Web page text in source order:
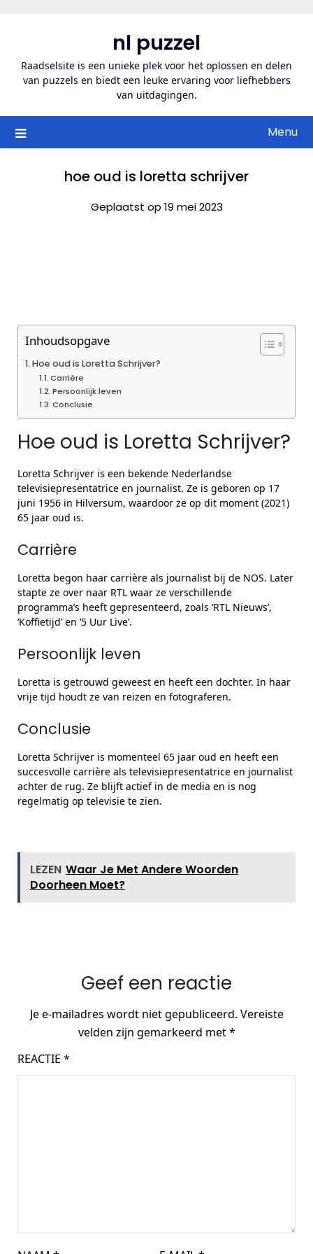
inhoud
nl puzzel
Raadselsite is een unieke plek voor het oplossen en delen
van puzzels en biedt een leuke ervaring voor liefhebbers
van uitdagingen.
Menu
hoe oud is loretta schrijver
Geplaatst op 19 mei 2023
Inhoudsopgave
Hoe oud is Loretta Schrijver?
Carrière
Persoonlijk leven
Conclusie
Hoe oud is Loretta Schrijver?
Loretta Schrijver is een bekende Nederlandse
televisiepresentatrice en journalist. Ze is geboren op 17
juni 1956 in Hilversum, waardoor ze op dit moment (2021)
65 jaar oud is.
Carrière
Loretta begon haar carrière als journalist bij de NOS. Later
stapte ze over naar RTL waar ze verschillende
programma’s heeft gepresenteerd, zoals ‘RTL Nieuws’,
‘Koffietijd’ en ‘5 Uur Live’.
Persoonlijk leven
Loretta is getrouwd geweest en heeft een dochter. In haar
vrije tijd houdt ze van reizen en fotograferen.
Conclusie
Loretta Schrijver is momenteel 65 jaar oud en heeft een
succesvolle carrière als televisiepresentatrice en journalist
achter de rug. Ze blijft actief in de media en is nog
regelmatig op televisie te zien.
LEZEN Waar Je Met Andere Woorden
Doorheen Moet?
Geef een reactie
Je e-mailadres wordt niet gepubliceerd. Vereiste
velden zijn gemarkeerd met*
REACTIE *